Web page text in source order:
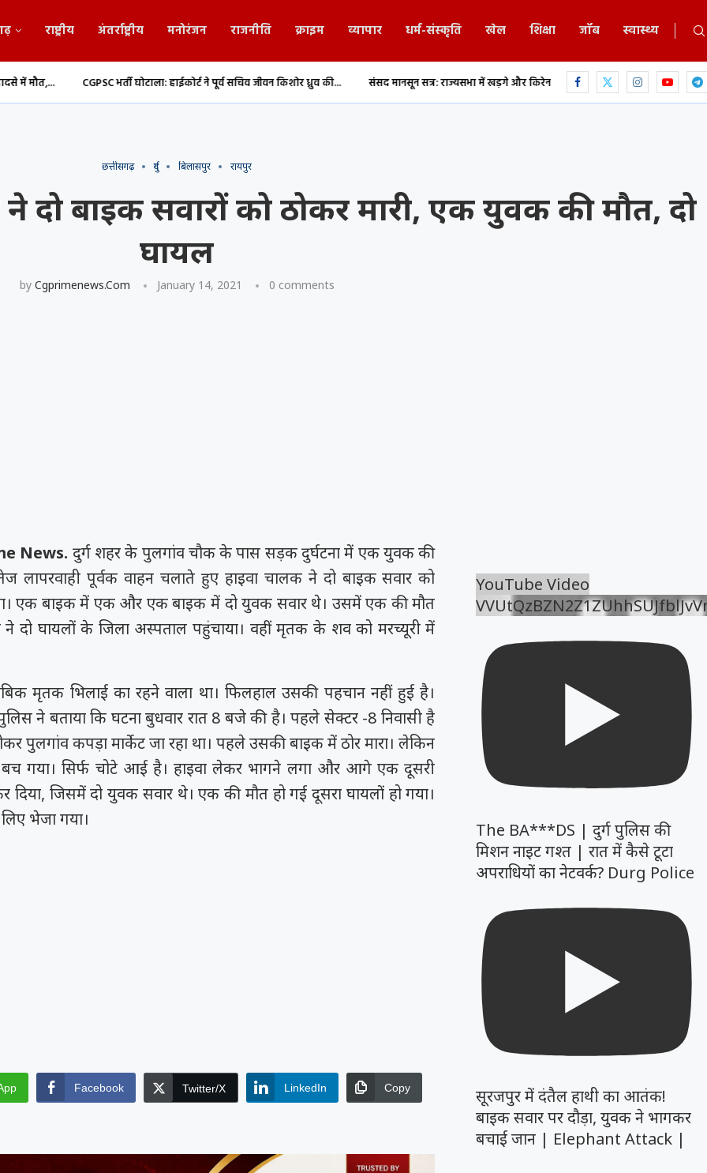
राष्ट्रीय अंतर्राष्ट्रीय मनोरंजन राजनीति क्राइम व्यापार धर्म-संस्कृति खेल शिक्षा जॉब स्वास्थ्य
CGPSC भर्ती घोटाला: हाईकोर्ट ने पूर्व सचिव जीवन किशोर ध्रुव की... संसद मानसून सत्र: राज्यसभा में खड़गे और किरेन रिजिजू के बीच... एकलव्य स्कूल में 9 वीं के छात्र ने
छत्तीसगढ़ दुर्ग बिलासपुर रायपुर
ने दो बाइक सवारों को ठोकर मारी, एक युवक की मौत, दो
घायल
by Cgprimenews.com January 14, 2021 0 comments
News. दुर्ग शहर के पुलगांव चौक के पास सड़क दुर्घटना में एक युवक की
लापरवाही पूर्वक वाहन चलाते हुए हाइवा चालक ने दो बाइक सवार को
एक बाइक में एक और एक बाइक में दो युवक सवार थे। उसमें एक की मौत
ने दो घायलों के जिला अस्पताल पहुंचाया। वहीं मृतक के शव को मरच्यूरी में
मृतक भिलाई का रहने वाला था। फिलहाल उसकी पहचान नहीं हुई है।
ने बताया कि घटना बुधवार रात 8 बजे की है। पहले सेक्टर -8 निवासी है
पुलगांव कपड़ा मार्केट जा रहा था। पहले उसकी बाइक में ठोर मारा। लेकिन
गया। सिर्फ चोटे आई है। हाइवा लेकर भागने लगा और आगे एक दूसरी
दिया, जिसमें दो युवक सवार थे। एक की मौत हो गई दूसरा घायलों हो गया।
भेजा गया।
Facebook Twitter/X LinkedIn Copy
YouTube Video
The BA***DS | दुर्ग पुलिस की
मिशन नाइट गश्त | रात में कैसे टूटा
अपराधियों का नेटवर्क? Durg Police
सूरजपुर में दंतैल हाथी का आतंक!
बाइक सवार पर दौड़ा, युवक ने भागकर
बचाई जान | Elephant Attack |